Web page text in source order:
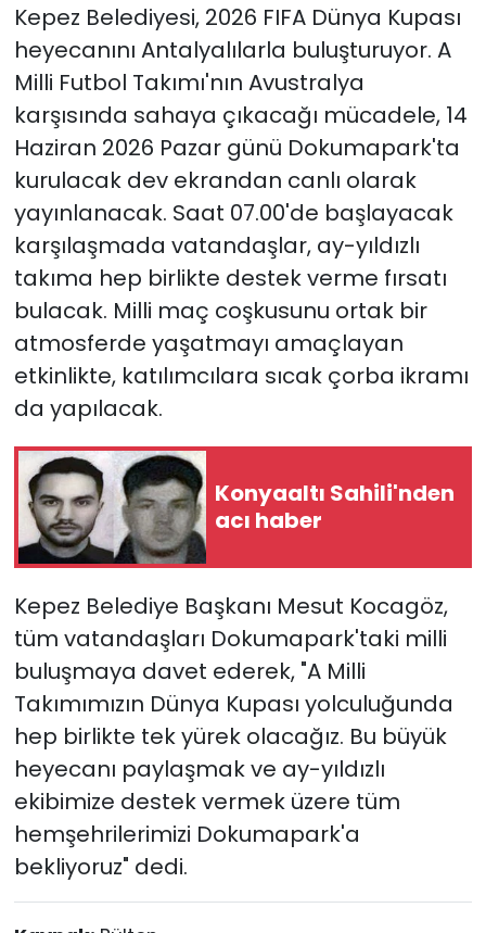
Kepez Belediyesi, 2026 FIFA Dünya Kupası
heyecanını Antalyalılarla buluşturuyor. A
Milli Futbol Takımı'nın Avustralya
karşısında sahaya çıkacağı mücadele, 14
Haziran 2026 Pazar günü Dokumapark'ta
kurulacak dev ekrandan canlı olarak
yayınlanacak. Saat 07.00'de başlayacak
karşılaşmada vatandaşlar, ay-yıldızlı
takıma hep birlikte destek verme fırsatı
bulacak. Milli maç coşkusunu ortak bir
atmosferde yaşatmayı amaçlayan
etkinlikte, katılımcılara sıcak çorba ikramı
da yapılacak.
Konyaaltı Sahili'nden
acı haber
Kepez Belediye Başkanı Mesut Kocagöz,
tüm vatandaşları Dokumapark'taki milli
buluşmaya davet ederek, "A Milli
Takımımızın Dünya Kupası yolculuğunda
hep birlikte tek yürek olacağız. Bu büyük
heyecanı paylaşmak ve ay-yıldızlı
ekibimize destek vermek üzere tüm
hemşehrilerimizi Dokumapark'a
bekliyoruz" dedi.